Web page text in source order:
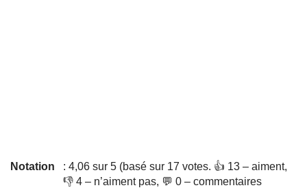
Notation
: 4,06 sur 5 (basé sur 17 votes. 👍 13 – aiment,
👎 4 – n’aiment pas, 💬 0 – commentaires